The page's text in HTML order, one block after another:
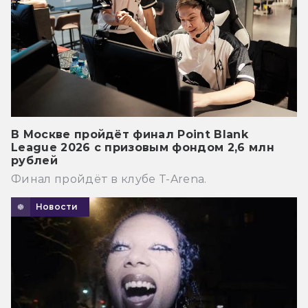
В Москве пройдёт финал Point Blank
League 2026 с призовым фондом 2,6 млн
рублей
Финал пройдёт в клубе T-Arena.
Новости